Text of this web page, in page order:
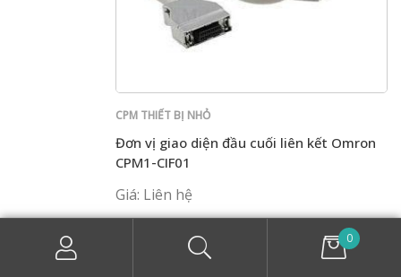
CPM THIẾT BỊ NHỎ
Đơn vị giao diện đầu cuối liên kết Omron
CPM1-CIF01
Giá: Liên hệ
0